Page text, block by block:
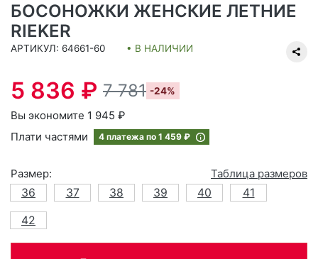
БОСОНОЖКИ ЖЕНСКИЕ ЛЕТНИЕ
RIEKER
АРТИКУЛ: 64661-60 • В НАЛИЧИИ
5 836 ₽ 7 781 -24%
Вы экономите 1 945 ₽
Плати частями
4 платежа по 1 459 ₽
Размер:
Таблица размеров
36
37 38 39 40 41
42